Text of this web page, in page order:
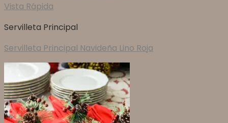
Vista Rápida
Servilleta Principal
Servilleta Principal Navideña Lino Roja